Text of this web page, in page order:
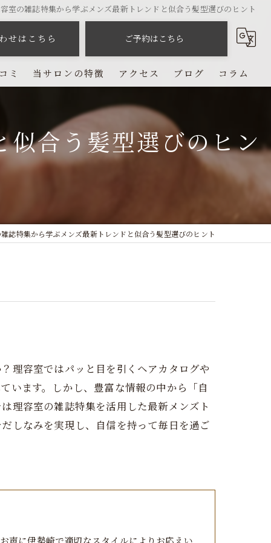
室の雑誌特集から学ぶメンズ最新トレンドと似合う髪型選びのヒント
せはこちら ご予約はこちら
ミ 当サロンの特徴
カラー
シェービング
アクセス ブログ コラム
似合う髪型選びのヒン
誌特集から学ぶメンズ最新トレンドと似合う髪型選びのヒント
理容室ではパッと目を引くヘアカタログや
います。しかし、豊富な情報の中から「自
理容室の雑誌特集を活用した最新メンズト
しなみを実現し、自信を持って毎日を過ご
声に伊勢崎で適切なスタイルによりお応えい